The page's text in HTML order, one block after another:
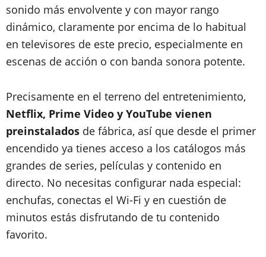
sonido más envolvente y con mayor rango
dinámico, claramente por encima de lo habitual
en televisores de este precio, especialmente en
escenas de acción o con banda sonora potente.
Precisamente en el terreno del entretenimiento,
Netflix, Prime Video y YouTube vienen
preinstalados de fábrica, así que desde el primer
encendido ya tienes acceso a los catálogos más
grandes de series, películas y contenido en
directo. No necesitas configurar nada especial:
enchufas, conectas el Wi-Fi y en cuestión de
minutos estás disfrutando de tu contenido
favorito.